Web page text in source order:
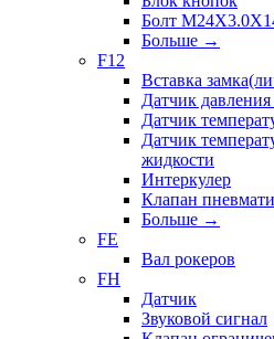
Болт
Больше →
F12
Вставка
Датчик давления
Датчик
Датчик
жидкости
Интеркулер
Клапан
Больше →
FE
Вал рокеров
FH
Датчик
Звуковой сигнал